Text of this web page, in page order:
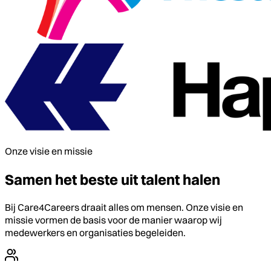
Onze visie en missie
Samen het beste uit talent halen
Bij Care4Careers draait alles om mensen. Onze visie en
missie vormen de basis voor de manier waarop wij
medewerkers en organisaties begeleiden.